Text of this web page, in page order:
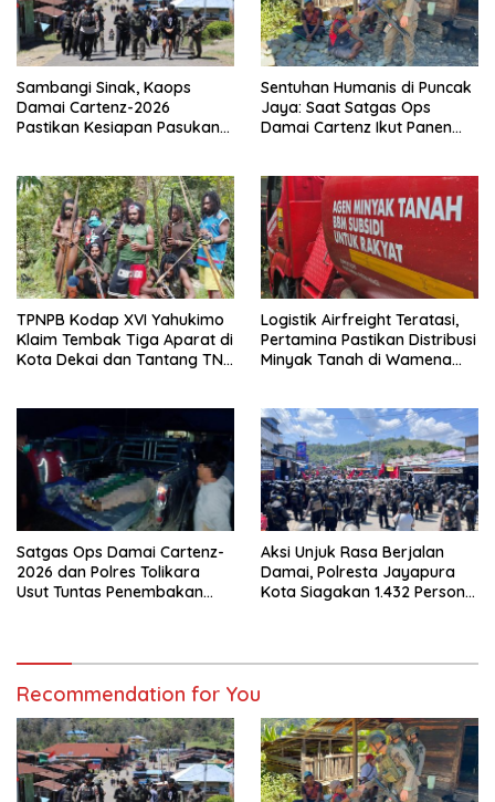
Sambangi Sinak, Kaops
Damai Cartenz-2026
Pastikan Kesiapan Pasukan
Sentuhan Humanis di Puncak
Jaya: Saat Satgas Ops
Damai Cartenz Ikut Panen
TPNPB Kodap XVI Yahukimo
Klaim Tembak Tiga Aparat di
Kota Dekai dan Tantang TNI-
Logistik Airfreight Teratasi,
Pertamina Pastikan Distribusi
Minyak Tanah di Wamena
Satgas Ops Damai Cartenz-
2026 dan Polres Tolikara
Usut Tuntas Penembakan
Aksi Unjuk Rasa Berjalan
Damai, Polresta Jayapura
Kota Siagakan 1.432 Personel
Recommendation for You